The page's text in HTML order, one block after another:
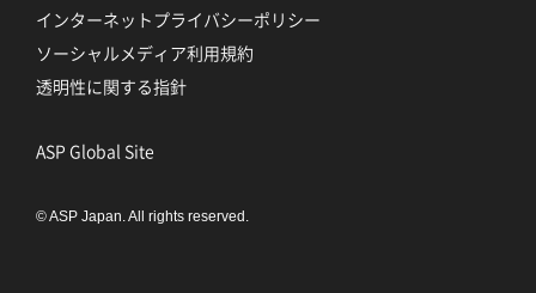
インターネットプライバシーポリシー
ソーシャルメディア利用規約
透明性に関する指針
ASP Global Site
© ASP Japan. All rights reserved.